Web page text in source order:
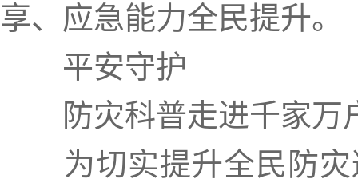
享、应急能力全民提升。
平安守护
防灾科普走进千家万
为切实提升全民防